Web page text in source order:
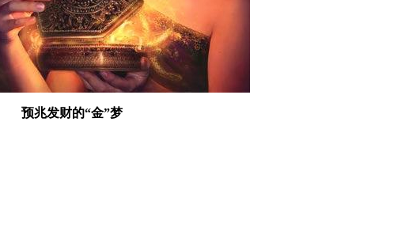
预兆发财的“金”梦